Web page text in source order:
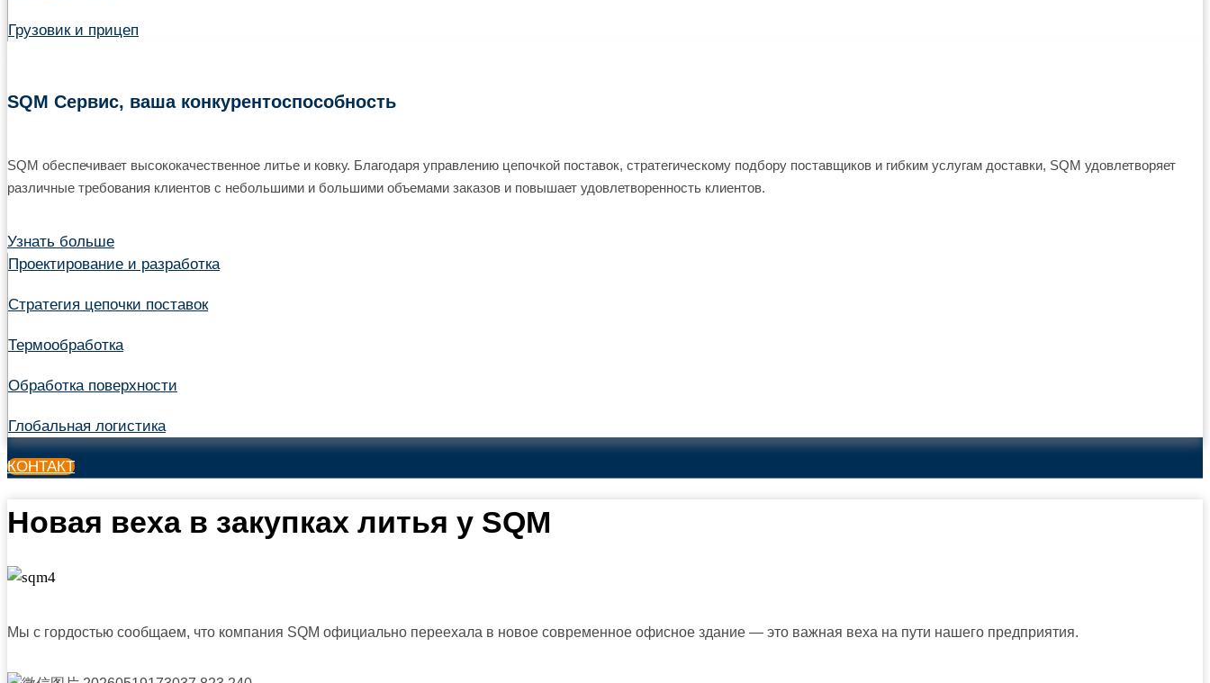
Грузовик и прицеп
SQM Сервис, ваша конкурентоспособность
SQM обеспечивает высококачественное литье и ковку. Благодаря управлению цепочкой поставок, стратегическому подбору поставщиков и гибким услугам доставки, SQM удовлетворяет
различные требования клиентов с небольшими и большими объемами заказов и повышает удовлетворенность клиентов.
Узнать больше
Проектирование и разработка
Стратегия цепочки поставок
Термообработка
Обработка поверхности
Глобальная логистика
КОНТАКТ
Новая веха в закупках литья у SQM
Мы с гордостью сообщаем, что компания SQM официально переехала в новое современное офисное здание — это важная веха на пути нашего предприятия.